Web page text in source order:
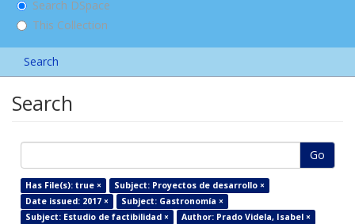
Search DSpace
This Collection
Search
Search
Go
Has File(s): true ×
Subject: Proyectos de desarrollo ×
Date issued: 2017 ×
Subject: Gastronomía ×
Subject: Estudio de factibilidad ×
Author: Prado Videla, Isabel ×